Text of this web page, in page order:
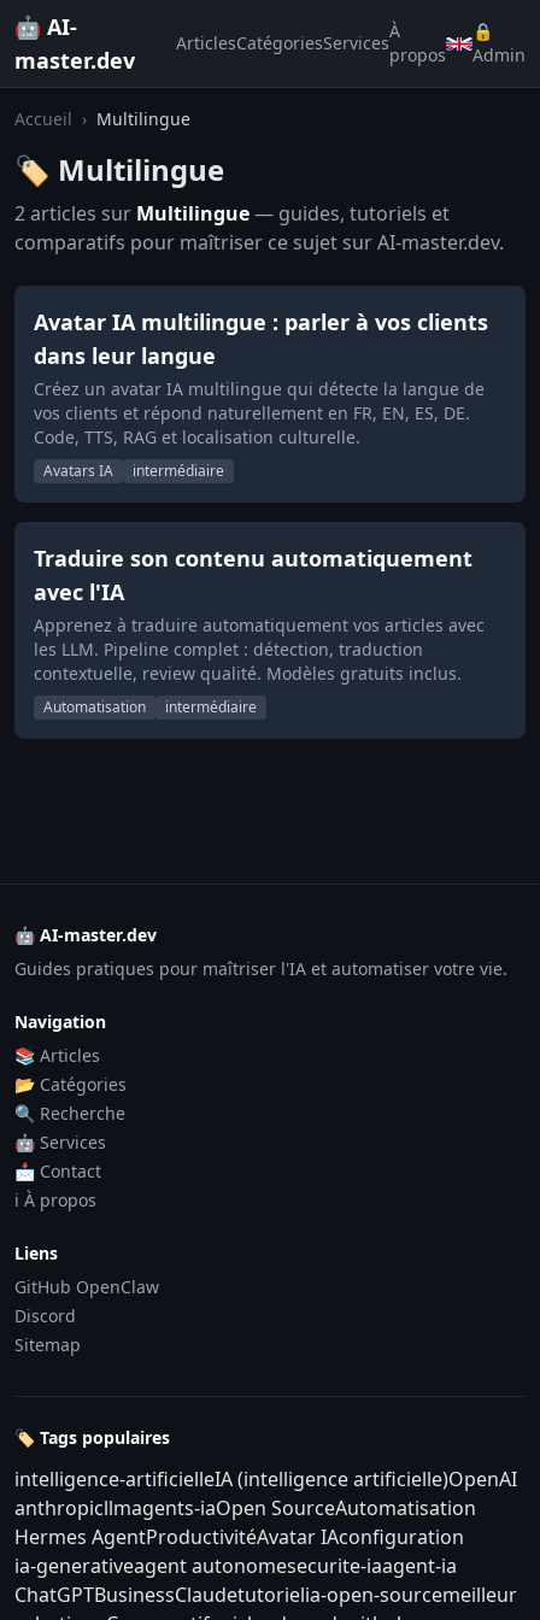
🤖 AI-
master.dev
ArticlesCatégoriesServices
À
propos
🔒
Admin
Accueil › Multilingue
🏷️ Multilingue
2 articles sur Multilingue— guides, tutoriels et
comparatifs pour maîtriser ce sujet sur AI-master.dev.
Avatar IA multilingue : parler à vos clients
dans leur langue
Créez un avatar IA multilingue qui détecte la langue de
vos clients et répond naturellement en FR, EN, ES, DE.
Code, TTS, RAG et localisation culturelle.
Avatars IA intermédiaire
Traduire son contenu automatiquement
avec l'IA
Apprenez à traduire automatiquement vos articles avec
les LLM. Pipeline complet : détection, traduction
contextuelle, review qualité. Modèles gratuits inclus.
Automatisation intermédiaire
🤖 AI-master.dev
Guides pratiques pour maîtriser l'IA et automatiser votre vie.
Navigation
📚 Articles
📂 Catégories
🔍 Recherche
🤖 Services
📩 Contact
ℹ️ À propos
Liens
GitHub OpenClaw
Discord
Sitemap
🏷️ Tags populaires
intelligence-artificielleIA (intelligence artificielle)OpenAI
anthropicllmagents-iaOpen SourceAutomatisation
Hermes AgentProductivitéAvatar IAconfiguration
ia-generativeagent autonomesecurite-iaagent-ia
ChatGPTBusinessClaudetutorielia-open-sourcemeilleur